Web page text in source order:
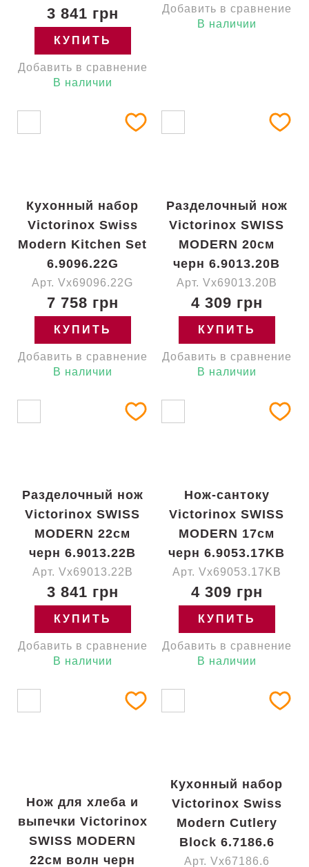
3 841 грн
КУПИТЬ
Добавить в сравнение
В наличии
Добавить в сравнение
В наличии
Кухонный набор
Victorinox Swiss
Modern Kitchen Set
6.9096.22G
Арт. Vx69096.22G
7 758 грн
КУПИТЬ
Добавить в сравнение
В наличии
Разделочный нож
Victorinox SWISS
MODERN 20см
черн 6.9013.20B
Арт. Vx69013.20B
4 309 грн
КУПИТЬ
Добавить в сравнение
В наличии
Разделочный нож
Victorinox SWISS
MODERN 22см
черн 6.9013.22B
Арт. Vx69013.22B
3 841 грн
КУПИТЬ
Добавить в сравнение
В наличии
Нож-сантоку
Victorinox SWISS
MODERN 17см
черн 6.9053.17KB
Арт. Vx69053.17KB
4 309 грн
КУПИТЬ
Добавить в сравнение
В наличии
Нож для хлеба и
выпечки Victorinox
SWISS MODERN
22см волн черн
Кухонный набор
Victorinox Swiss
Modern Cutlery
Block 6.7186.6
Арт. Vx67186.6